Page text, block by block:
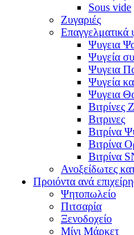
Sous vide
Ζυγαριές
Επαγγελματικά
Ψυγεια
Ψυγεία
Ψυγεια
Ψυγεία
Ψυγεια
Βιτρίνες
Βιτρινες
Βιτρίνα
Βιτρίνα
Βιτρίνα
Ανοξείδωτες
Προιόντα ανά
Ψητοπωλείο
Πιτσαρία
Ξενοδοχείο
Μίνι Μάρκετ